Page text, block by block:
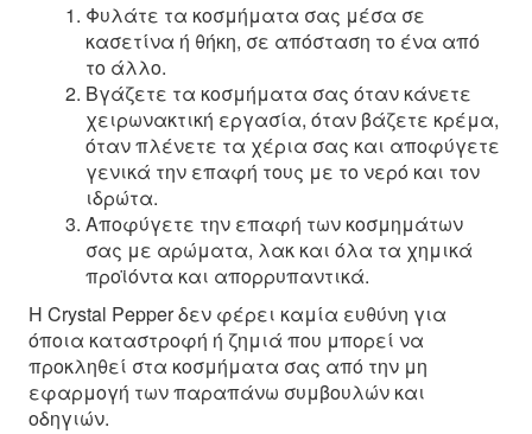
Φυλάτε τα κοσμήματα σας μέσα σε
κασετίνα ή θήκη, σε απόσταση το ένα από
το άλλο.
Βγάζετε τα κοσμήματα σας όταν κάνετε
χειρωνακτική εργασία, όταν βάζετε κρέμα,
όταν πλένετε τα χέρια σας και αποφύγετε
γενικά την επαφή τους με το νερό και τον
ιδρώτα.
Αποφύγετε την επαφή των κοσμημάτων
σας με αρώματα, λακ και όλα τα χημικά
προϊόντα και απορρυπαντικά.
Η Crystal Pepper δεν φέρει καμία ευθύνη για
όποια καταστροφή ή ζημιά που μπορεί να
προκληθεί στα κοσμήματα σας από την μη
εφαρμογή των παραπάνω συμβουλών και
οδηγιών.